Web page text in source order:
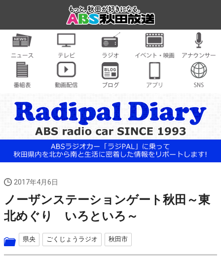
2017年4月6日
ノーザンステーションゲート秋田～東
北めぐり いろといろ～
県央 ごくじょうラジオ 秋田市